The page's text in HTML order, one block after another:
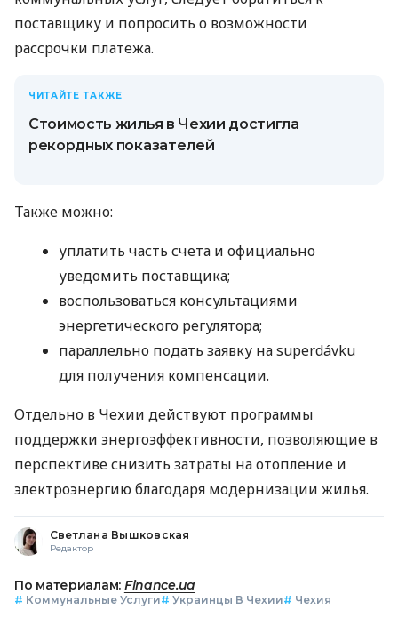
поставщику и попросить о возможности
рассрочки платежа.
ЧИТАЙТЕ ТАКЖЕ
Стоимость жилья в Чехии достигла
рекордных показателей
Также можно:
уплатить часть счета и официально
уведомить поставщика;
воспользоваться консультациями
энергетического регулятора;
параллельно подать заявку на superdávku
для получения компенсации.
Отдельно в Чехии действуют программы
поддержки энергоэффективности, позволяющие в
перспективе снизить затраты на отопление и
электроэнергию благодаря модернизации жилья.
Светлана Вышковская
Редактор
По материалам: Finance.ua
# Коммунальные Услуги# Украинцы В Чехии# Чехия